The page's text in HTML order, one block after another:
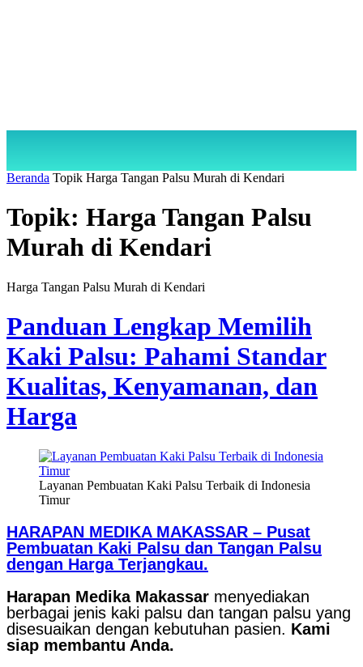
Beranda Topik Harga Tangan Palsu Murah di Kendari
Topik: Harga Tangan Palsu
Murah di Kendari
Harga Tangan Palsu Murah di Kendari
Panduan Lengkap Memilih
Kaki Palsu: Pahami Standar
Kualitas, Kenyamanan, dan
Harga
Layanan Pembuatan Kaki Palsu Terbaik di Indonesia
Timur
HARAPAN MEDIKA MAKASSAR – Pusat
Pembuatan Kaki Palsu dan Tangan Palsu
dengan Harga Terjangkau.
Harapan Medika Makassar menyediakan
berbagai jenis kaki palsu dan tangan palsu yang
disesuaikan dengan kebutuhan pasien. Kami
siap membantu Anda.